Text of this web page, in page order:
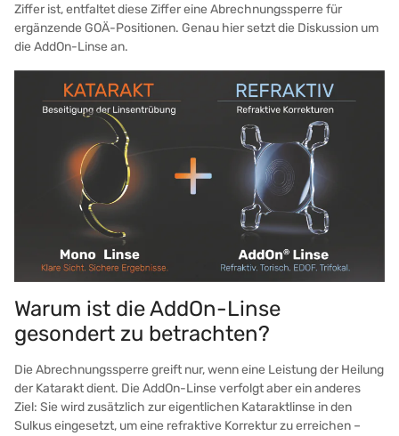
Ziffer ist, entfaltet diese Ziffer eine Abrechnungssperre für
ergänzende GOÄ-Positionen. Genau hier setzt die Diskussion um
die AddOn-Linse an.
Warum ist die AddOn-Linse
gesondert zu betrachten?
Die Abrechnungssperre greift nur, wenn eine Leistung der Heilung
der Katarakt dient. Die AddOn-Linse verfolgt aber ein anderes
Ziel: Sie wird zusätzlich zur eigentlichen Kataraktlinse in den
Sulkus eingesetzt, um eine refraktive Korrektur zu erreichen –